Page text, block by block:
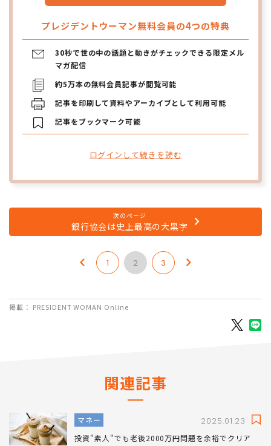
プレジデントウーマン無料会員の4つの特典
30秒で世の中の話題と動きがチェックできる限定メル
マガ配信
約5万本の無料会員記事が閲覧可能
記事を印刷して資料やアーカイブとして利用可能
記事をブックマーク可能
ログインして続きを読む
次のページ
銀行協会は史上最高の大黒字
1 2 3
掲載： PRESIDENT WOMAN Online
関連記事
マネー 2025.01.23
投資"素人"でも老後2000万円問題を余裕でクリア